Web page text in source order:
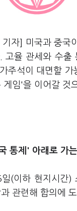
기자] 미국과 중국
고율 관세와 수출
주석이 대면할
임'을 이어갈 것
통제' 아래로 가
(이하 현지시간)
관련해 합의에